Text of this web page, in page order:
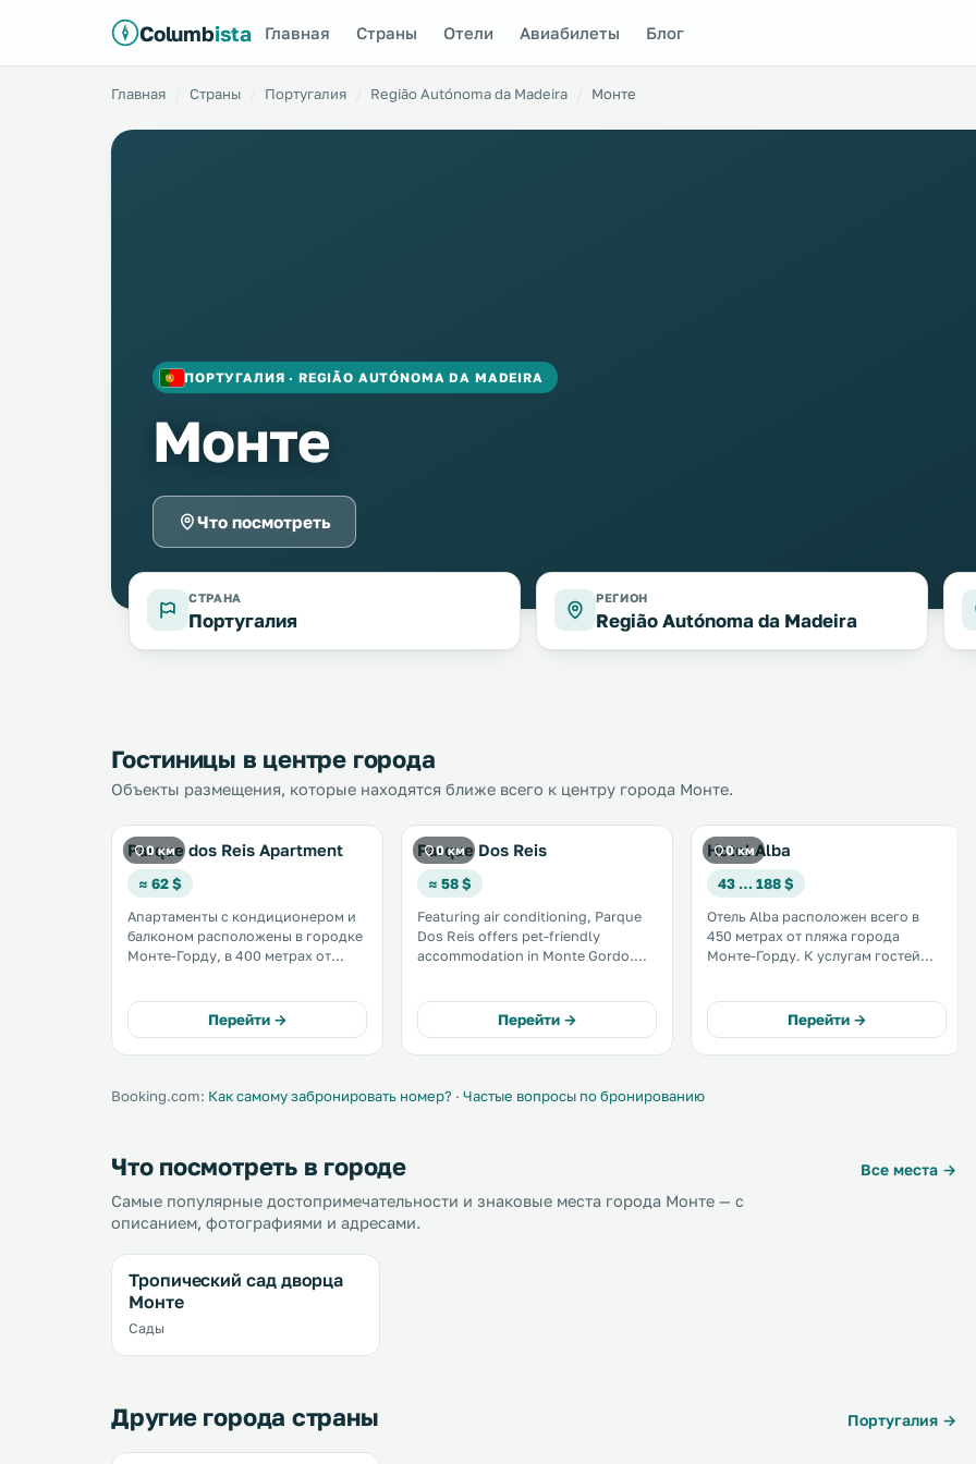
Columbista Главная Страны Отели Авиабилеты Блог
Главная Страны Португалия Região Autónoma da Madeira Монте
ПОРТУГАЛИЯ · REGIÃO AUTÓNOMA DA MADEIRA
Монте
Что посмотреть
СТРАНА
Португалия
РЕГИОН
Região Autónoma da Madeira
Гостиницы в центре города
Объекты размещения, которые находятся ближе всего к центру города Монте.
0 км
Parque dos Reis Apartment
≈ 62 $
Апартаменты с кондиционером и
балконом расположены в городке
Монте-Горду, в 400 метрах от
апартаментов Parque dos Reis
открывается вид на город. .
Перейти →
0 км
Parque Dos Reis
≈ 58 $
Featuring air conditioning, Parque
Dos Reis offers pet-friendly
accommodation in Monte Gordo.
available on site. .Перейти →
0 км
Hotel Alba
43 … 188 $
Отель Alba расположен всего в
450 метрах от пляжа города
Монте-Горду. К услугам гостей
балконом, а также открытый
бассейн с террасой для загара. .
Перейти →
Booking.com: Как самому забронировать номер? · Частые вопросы по бронированию
Что посмотреть в городе
Все места →
Самые популярные достопримечательности и знаковые места города Монте — с
описанием, фотографиями и адресами.
Тропический сад дворца
Монте
Сады
Другие города страны Португалия →